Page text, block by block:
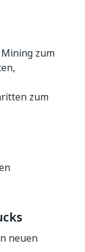
zum
zum
neuen